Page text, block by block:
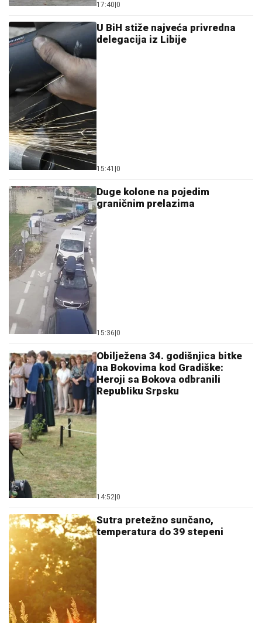
17:40 0
U BiH stiže najveća privredna
delegacija iz Libije
15:41 0
Duge kolone na pojedim
graničnim prelazima
15:36 0
Obilježena 34. godišnjica bitke
na Bokovima kod Gradiške:
Heroji sa Bokova odbranili
Republiku Srpsku
14:52 0
Sutra pretežno sunčano,
temperatura do 39 stepeni